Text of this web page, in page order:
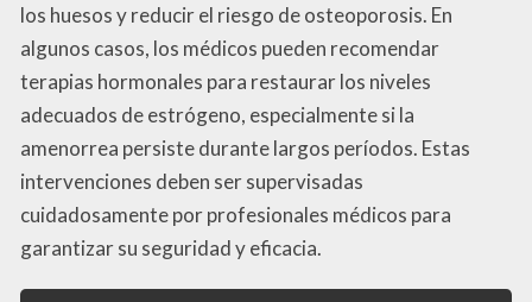
los huesos y reducir el riesgo de osteoporosis. En
algunos casos, los médicos pueden recomendar
terapias hormonales para restaurar los niveles
adecuados de estrógeno, especialmente si la
amenorrea persiste durante largos períodos. Estas
intervenciones deben ser supervisadas
cuidadosamente por profesionales médicos para
garantizar su seguridad y eficacia.